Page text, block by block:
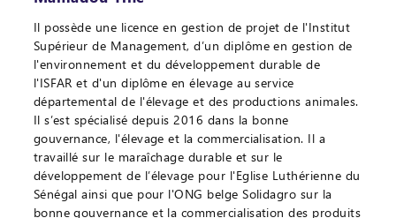
Il possède une licence en gestion de projet de l'Institut
Supérieur de Management, d’un diplôme en gestion de
l'environnement et du développement durable de
l'ISFAR et d'un diplôme en élevage au service
départemental de l'élevage et des productions animales.
Il s’est spécialisé depuis 2016 dans la bonne
gouvernance, l'élevage et la commercialisation. Il a
travaillé sur le maraîchage durable et sur le
développement de l’élevage pour l'Eglise Luthérienne du
Sénégal ainsi que pour l'ONG belge Solidagro sur la
bonne gouvernance et la commercialisation des produits